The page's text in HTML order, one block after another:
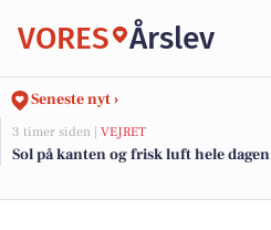
VORES Årslev
Seneste nyt ›
3 timer siden | VEJRET
Sol på kanten og frisk luft hele dagen